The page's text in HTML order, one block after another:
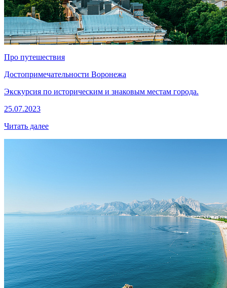
Про путешествия
Достопримечательности Воронежа
Экскурсия по историческим и знаковым местам города.
25.07.2023
Читать далее